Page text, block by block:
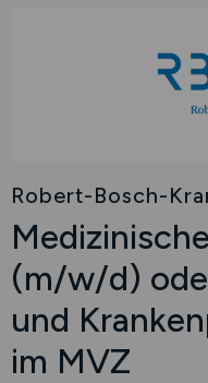
Robert-Bosch-
(m/w/d)
und
im MVZ